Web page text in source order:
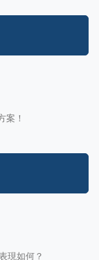
案！
現如何？